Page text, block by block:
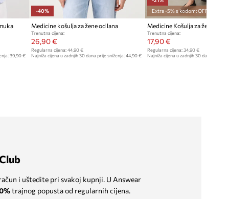
39,90 €
-40%
Medicine košulja za žene od lana
Trenutna cijena:
26,90 €
Regularna cijena:44,90 €
Najniža cijena u zadnjih 30 dana prije sniženja:44,90 €
Extra -5% s kodom: OFF*
Medicine Košulja za žene
Trenutna cijena:
17,90 €
Regularna cijena: 34,90 €
Najniža cijena u zadnjih 30 dana prije
i uštedite pri svakoj kupnji. U Answear
trajnog popusta od regularnih cijena.